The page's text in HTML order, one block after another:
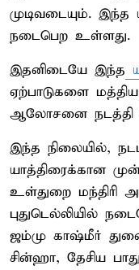
முடிவடையும்.
நடைபெற உள்ளது.
இதனிடையே இந்த
ஏற்பாடுகளை
ஆலோசனை நடத்தி
இந்த நிலையில்,
யாத்திரைக்கான
உள்துறை மந்திரி
புதுடெல்லியில்
ஜம்மு காஷ்மீர்
சின்ஹா, தேசிய